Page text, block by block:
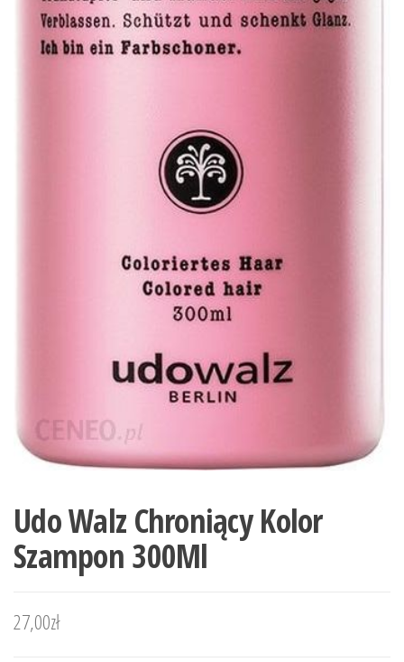
Udo Walz Chroniący Kolor
Szampon 300Ml
27,00zł